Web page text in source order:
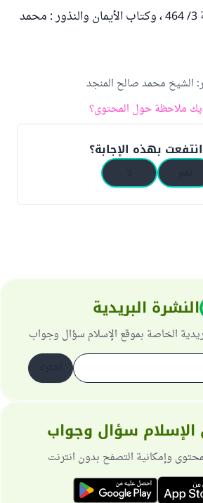
وانظر فتاوى إسلامية 3/ 464 ، وكتاب الأيمان والنذور : محمد
: الشيخ محمد صالح المنجد
ملاحظة حول المحتوى؟
بهذه الإجابة؟
النشرة البريدية
الخاصة بموقع الإسلام سؤال وجواب
سؤال وجواب
وإمكانية التصفح بدون انترنت